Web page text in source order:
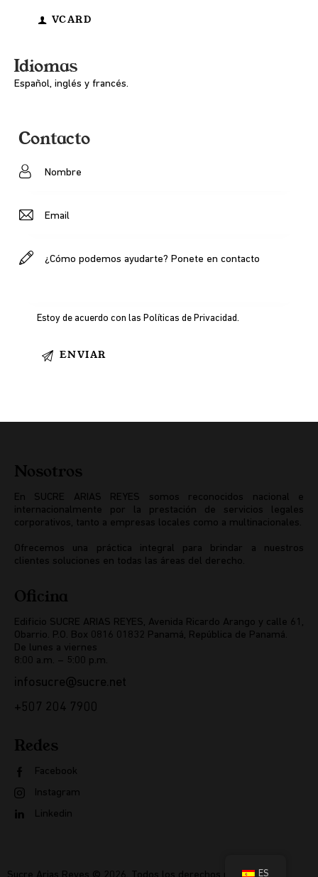
VCARD
Idiomas
Español, inglés y francés.
Contacto
Estoy de acuerdo con lasPolíticas de Privacidad.
Nosotros
En SUCRE ARIAS REYES somos reconocidos nacional e
internacionalmente por la prestación de servicios legales
corporativos, tanto a empresas locales como a multinacionales.
Ofrecemos una práctica integral para brindar a nuestros
clientes soluciones en todas las áreas del derecho.
Oficina
Edificio SUCRE ARIAS REYES, Avenida Ricardo Arango y calle 61,
Obarrio. P.O. Box 0816 01832 Panamá, República de Panamá.
De lunes a viernes
8:00 a.m. – 5:00 p.m.
infosucre@sucre.net
+507 204 7900
Redes
Facebook
Instagram
Linkedin
Sucre Arias Reyes © 2026. Todos los derechos reservados.
ES